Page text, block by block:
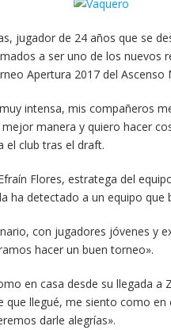
jugador de 24 años que se
a ser uno de los nuevos
Apertura 2017 del Ascenso
intensa, mis compañeros
manera y quiero hacer
el club tras el draft.
Flores, estratega del
ha detectado a un equipo que
con jugadores jóvenes y
hacer un buen torneo».
en casa desde su llegada a
que llegué, me siento como
darle alegrías».